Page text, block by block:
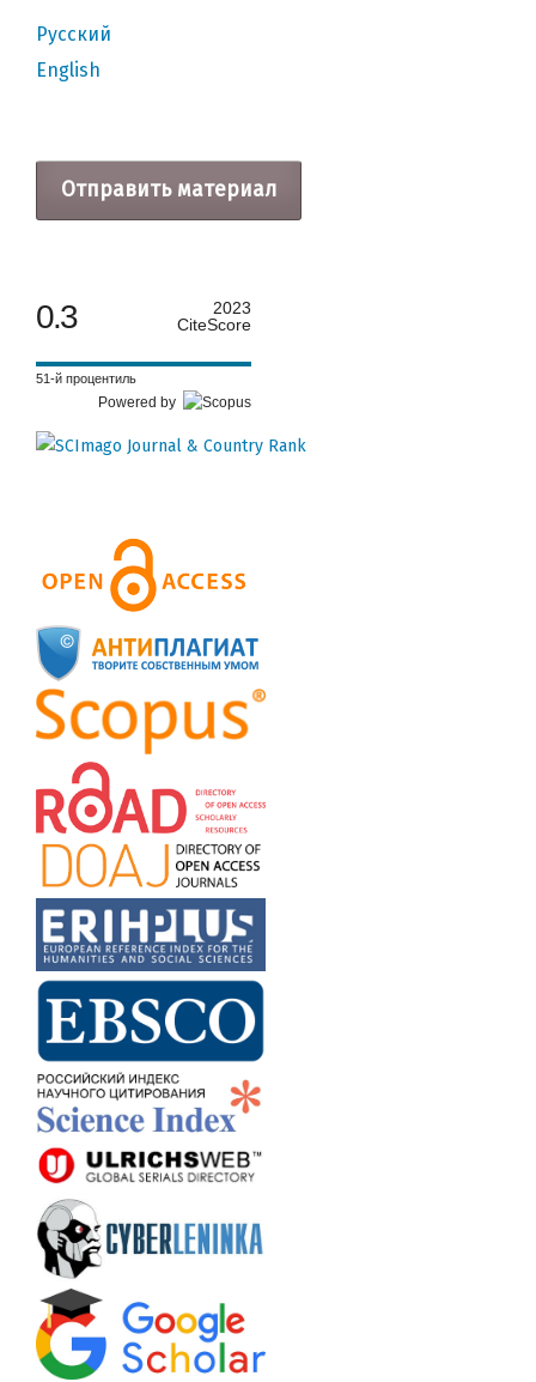
Русский
English
Отправить материал
0.3
2023
CiteScore
51-й процентиль
Powered by